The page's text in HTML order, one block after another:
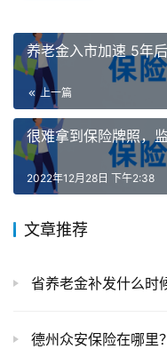
养老金入市加速 5年
上一篇
很难拿到保险牌照，
2022年12月28日 下午2:38
文章推荐
省养老金补发什么时
德州众安保险在哪里